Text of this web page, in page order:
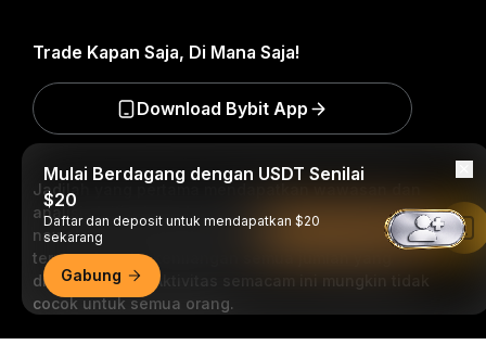
Jadilah yang pertama mendapatkan wawasan dan
analisis kritis dunia kripto: berlangganan sekarang ke
nawala kami. Semua bentuk investasi memiliki risiko,
termasuk risiko kehilangan semua jumlah yang
diinvestasikan. Aktivitas semacam ini mungkin tidak
cocok untuk semua orang.
Trade Kapan Saja, Di Mana Saja!
Download Bybit App
Mulai Berdagang dengan USDT Senilai
$20
Daftar dan deposit untuk mendapatkan $20
sekarang
Gabung
Baca di Aplikasi Bybit